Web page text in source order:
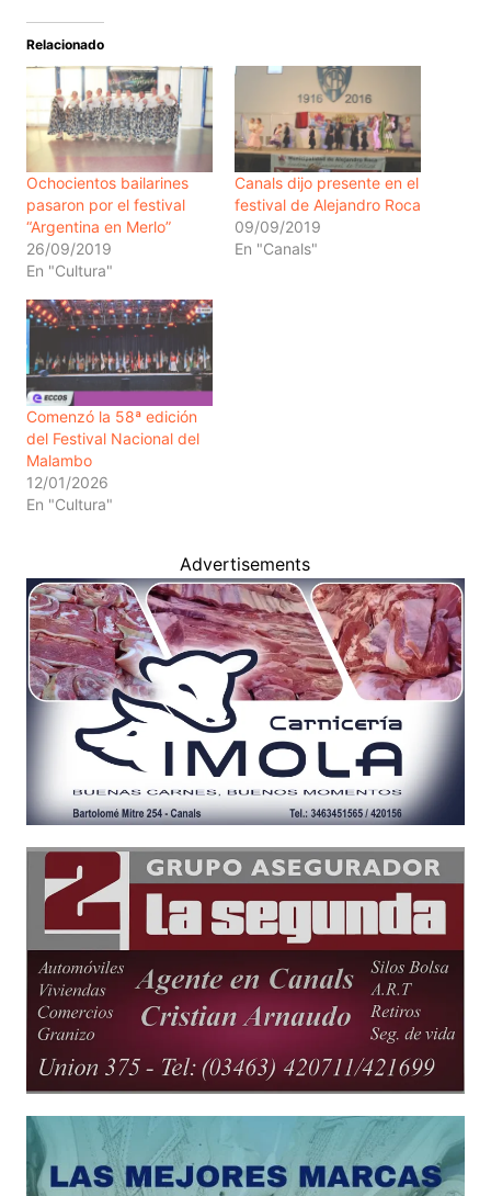
Relacionado
Ochocientos bailarines
pasaron por el festival
“Argentina en Merlo”
26/09/2019
En "Cultura"
Canals dijo presente en el
festival de Alejandro Roca
09/09/2019
En "Canals"
Comenzó la 58ª edición
del Festival Nacional del
Malambo
12/01/2026
En "Cultura"
Advertisements